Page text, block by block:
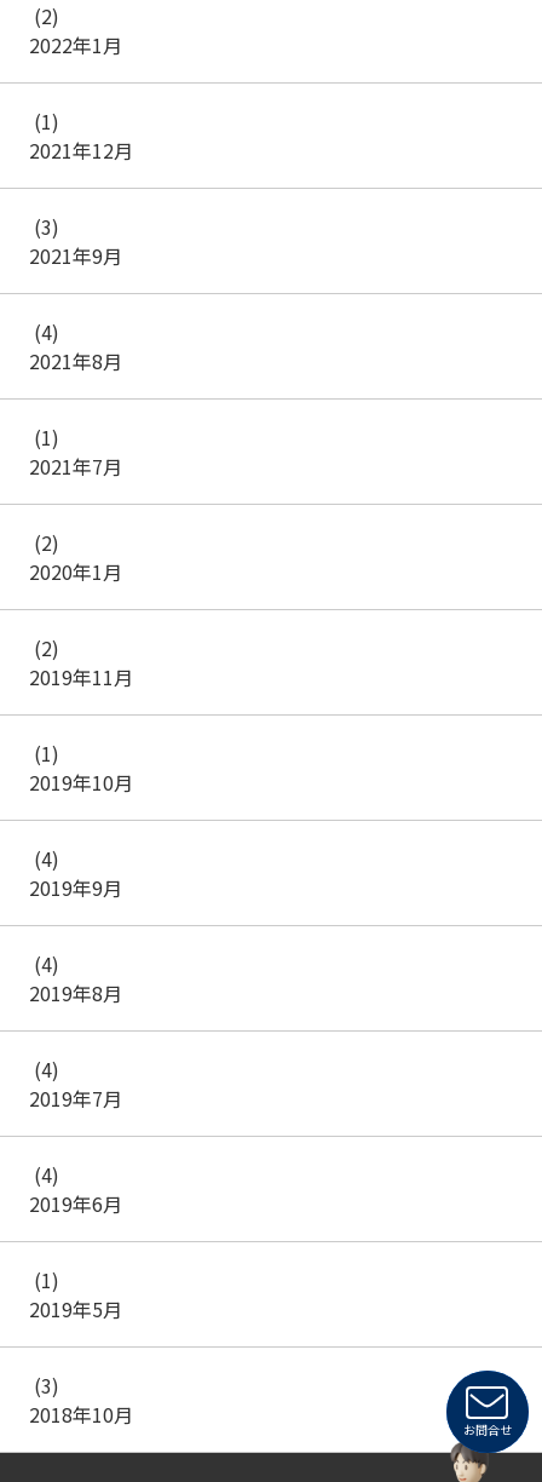
2022年1月
(2)
2021年12月
(1)
2021年9月
(3)
2021年8月
(4)
2021年7月
(1)
2020年1月
(2)
2019年11月
(2)
2019年10月
(1)
2019年9月
(4)
2019年8月
(4)
2019年7月
(4)
2019年6月
(4)
2019年5月
(1)
2018年10月
(3)
お問合せ